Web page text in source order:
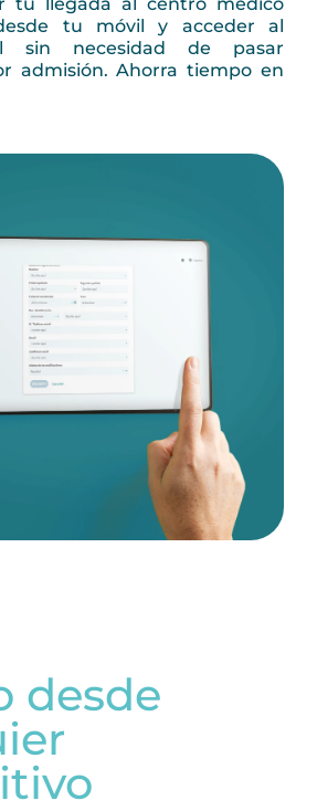
tu móvil y acceder al
sin necesidad de pasar
admisión. Ahorra tiempo en
desde